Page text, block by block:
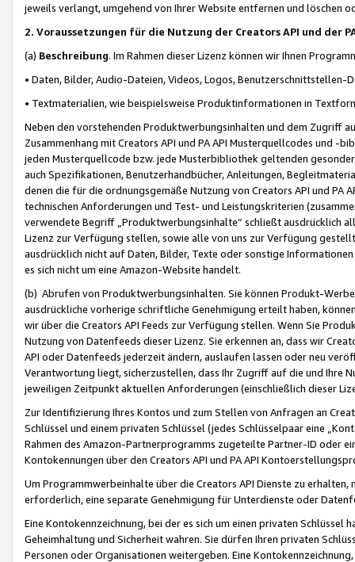
jeweils verlangt, umgehend von Ihrer Website entfernen und löschen
2. Voraussetzungen für die Nutzung der Creators API und der
(a) Beschreibung. Im Rahmen dieser Lizenz können wir Ihnen
• Daten, Bilder, Audio-Dateien, Videos, Logos, Benutzerschnittstellen-
• Textmaterialien, wie beispielsweise Produktinformationen in
Neben den vorstehenden Produktwerbungsinhalten und dem Zugriff
Zusammenhang mit Creators API und PA API Musterquellcodes und
jeden Musterquellcode bzw. jede Musterbibliothek geltenden
auch Spezifikationen, Benutzerhandbücher, Anleitungen,
denen die für die ordnungsgemäße Nutzung von Creators API und PA
technischen Anforderungen und Test- und Leistungskriterien
verwendete Begriff „Produktwerbungsinhalte“ schließt ausdrücklich
Lizenz zur Verfügung stellen, sowie alle von uns zur Verfügung
ausdrücklich nicht auf Daten, Bilder, Texte oder sonstige
es sich nicht um eine Amazon-Website handelt.
(b) Abrufen von Produktwerbungsinhalten. Sie können Produkt-
ausdrückliche vorherige schriftliche Genehmigung erteilt haben,
wir über die Creators API Feeds zur Verfügung stellen. Wenn Sie
Nutzung von Datenfeeds dieser Lizenz. Sie erkennen an, dass wir
API oder Datenfeeds jederzeit ändern, auslaufen lassen oder neu
Verantwortung liegt, sicherzustellen, dass Ihr Zugriff auf die und Ihre
jeweiligen Zeitpunkt aktuellen Anforderungen (einschließlich dieser
Zur Identifizierung Ihres Kontos und zum Stellen von Anfragen an
Schlüssel und einem privaten Schlüssel (jedes Schlüsselpaar eine
Rahmen des Amazon-Partnerprogramms zugeteilte Partner-ID oder
Kontokennungen über den Creators API und PA API
Um Programmwerbeinhalte über die Creators API Dienste zu
erforderlich, eine separate Genehmigung für Unterdienste oder
Eine Kontokennzeichnung, bei der es sich um einen privaten
Geheimhaltung und Sicherheit wahren. Sie dürfen Ihren privaten
Personen oder Organisationen weitergeben. Eine